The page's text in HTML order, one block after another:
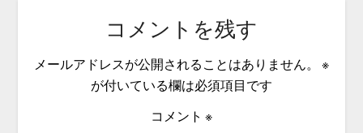
コメントを残す
メールアドレスが公開されることはありません。
※
が付いている欄は必須項目です
コメント ※